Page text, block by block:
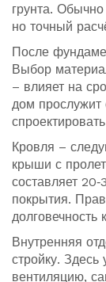
грунта.
но точный
После
Выбор
– влияет на
дом прослужит
Кровля –
крыши с
составляет
покрытия.
долговечность
Внутренняя
стройку. Здесь
вентиляцию,